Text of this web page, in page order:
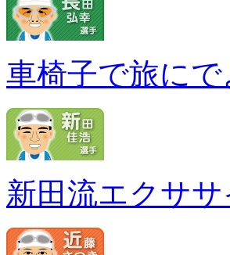
車椅子で旅にで
新田流エクサ